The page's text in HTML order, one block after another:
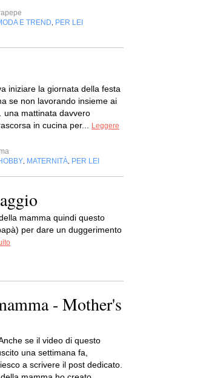
E TREND PER LEI
iniziare la giornata della festa
se non lavorando insieme ai
mattinata davvero
in cucina per...
Leggere
MATERNITÀ PER LEI
mamma quindi questo
per dare un duggerimento
- Mother's
se il video di questo
una settimana fa,
a scrivere il post dedicato.